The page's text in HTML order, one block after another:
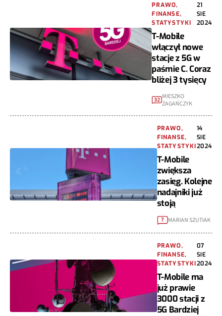
PRAWO,
FINANSE,
STATYSTYKI
21
SIE
2024
T-Mobile
włączył nowe
stacje z 5G w
paśmie C. Coraz
bliżej 3 tysięcy
32 MIESZKO
ZAGAŃCZYK
PRAWO,
FINANSE,
STATYSTYKI
14
SIE
2024
T-Mobile
zwiększa
zasięg. Kolejne
nadajniki już
stoją
7 MARIAN SZUTIAK
PRAWO,
FINANSE,
STATYSTYKI
07
SIE
2024
T-Mobile ma
już prawie
3000 stacji z
5G Bardziej